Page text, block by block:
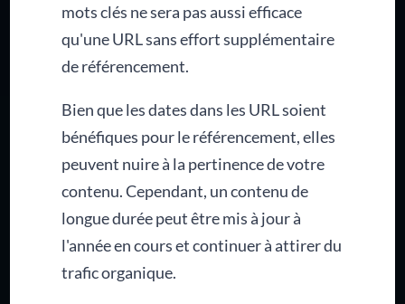
mots clés ne sera pas aussi efficace
qu'une URL sans effort supplémentaire
de référencement.
Bien que les dates dans les URL soient
bénéfiques pour le référencement, elles
peuvent nuire à la pertinence de votre
contenu. Cependant, un contenu de
longue durée peut être mis à jour à
l'année en cours et continuer à attirer du
trafic organique.